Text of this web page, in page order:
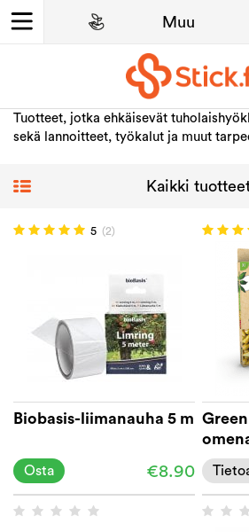
Tuotteet, jotka ehkäisevät
sekä lannoitteet, työkalut ja muut
5 (2)
Biobasis-liimanauha 5 m
€8.90
Osta